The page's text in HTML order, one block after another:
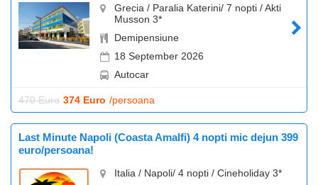
Grecia / Paralia Katerini/ 7 nopti / Akti
Musson 3*
Demipensiune
18 September 2026
Autocar
470 Euro 374 Euro /persoana
Last Minute Napoli (Coasta Amalfi) 4 nopti mic dejun 399
euro/persoana!
Italia / Napoli/ 4 nopti / Cineholiday 3*